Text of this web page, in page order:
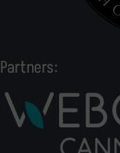
Partners: